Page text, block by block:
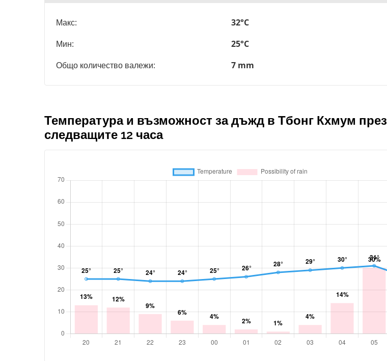
Макс:
32°C
Мин:
25°C
Общо количество валежи:
7 mm
Температура и възможност за дъжд в Тбонг Кхмум през
следващите 12 часа